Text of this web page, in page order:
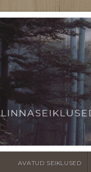
AVATUD SEIKLUSED